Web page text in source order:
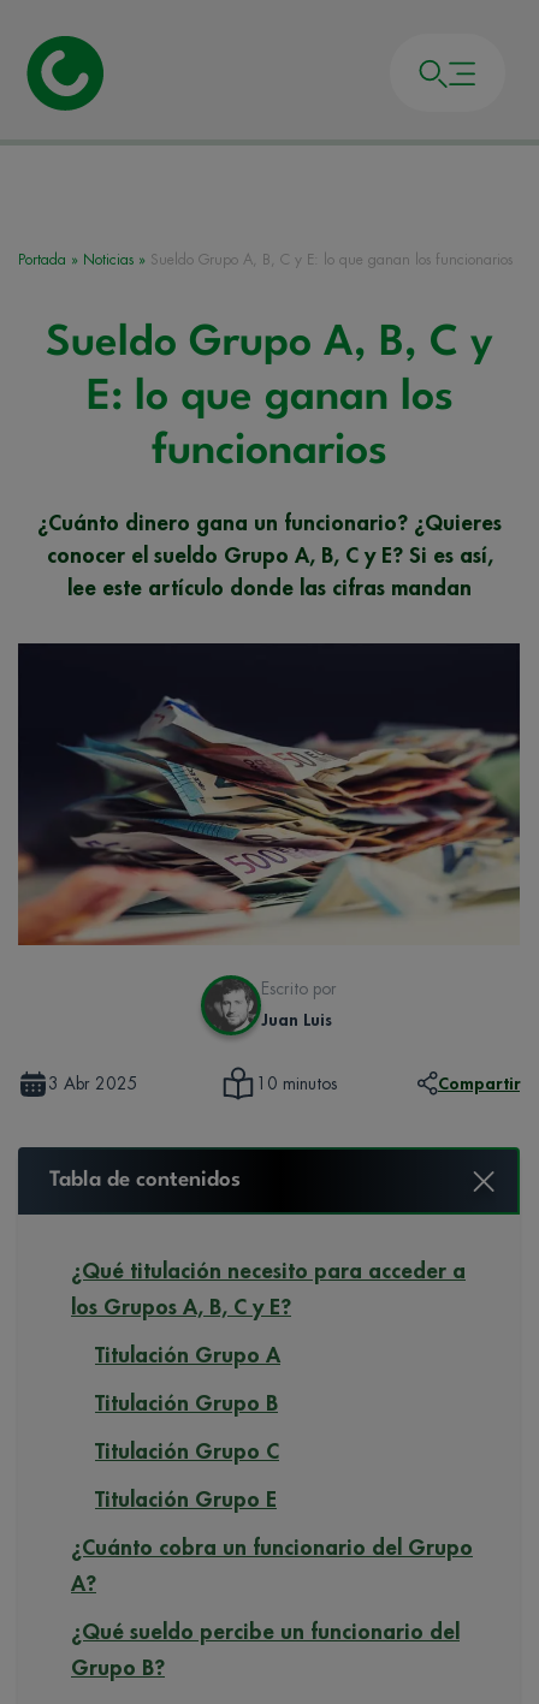
Portada » Noticias » Sueldo Grupo A, B, C y E: lo que ganan los funcionarios
Sueldo Grupo A, B, C y
E: lo que ganan los
funcionarios
¿Cuánto dinero gana un funcionario? ¿Quieres
conocer el sueldo Grupo A, B, C y E? Si es así,
lee este artículo donde las cifras mandan
Escrito por
Juan Luis
3 Abr 2025 10 minutos Compartir
Tabla de contenidos
¿Qué titulación necesito para acceder a
los Grupos A, B, C y E?
Titulación Grupo A
Titulación Grupo B
Titulación Grupo C
Titulación Grupo E
¿Cuánto cobra un funcionario del Grupo
A?
¿Qué sueldo percibe un funcionario del
Grupo B?